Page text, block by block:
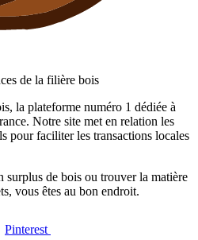
de la filière bois
la plateforme numéro 1 dédiée à
Notre site met en relation les
pour faciliter les transactions locales
surplus de bois ou trouver la matière
vous êtes au bon endroit.
Pinterest